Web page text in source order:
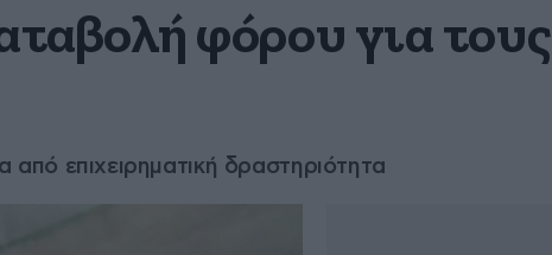
φόρου για τους
επιχειρηματική δραστηριότητα